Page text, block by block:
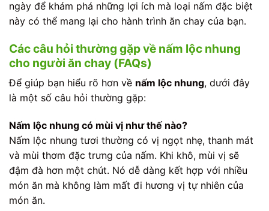
ngày để khám phá những lợi ích mà loại nấm đặc biệt
này có thể mang lại cho hành trình ăn chay của bạn.
Các câu hỏi thường gặp về nấm lộc nhung
cho người ăn chay (FAQs)
Để giúp bạn hiểu rõ hơn về nấm lộc nhung, dưới đây
là một số câu hỏi thường gặp:
Nấm lộc nhung có mùi vị như thế nào?
Nấm lộc nhung tươi thường có vị ngọt nhẹ, thanh mát
và mùi thơm đặc trưng của nấm. Khi khô, mùi vị sẽ
đậm đà hơn một chút. Nó dễ dàng kết hợp với nhiều
món ăn mà không làm mất đi hương vị tự nhiên của
món ăn.